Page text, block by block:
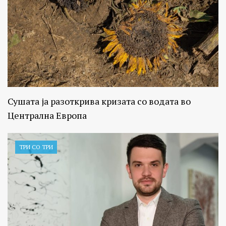
Сушата ја разоткрива кризата со водата во
Централна Европа
ТРИ СО ТРИ